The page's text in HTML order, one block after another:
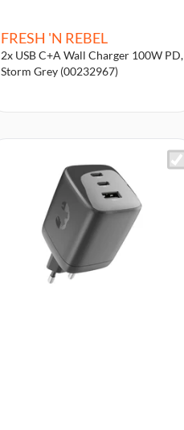
FRESH 'N REBEL
2x USB C+A Wall Charger 100W PD,
Storm Grey (00232967)